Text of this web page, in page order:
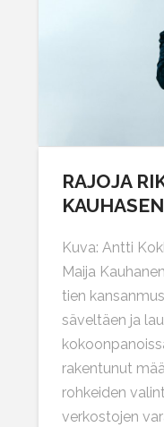
RAJOJA
Kuva: Antti
Maija
tien
säveltäen ja
rakentunut
rohkeiden
verkostojen